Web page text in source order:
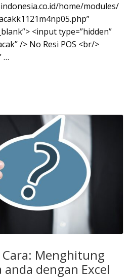
home/modules/
<input type=”hidden”
/> No Resi POS <br/>
…
Menghitung
dengan Excel